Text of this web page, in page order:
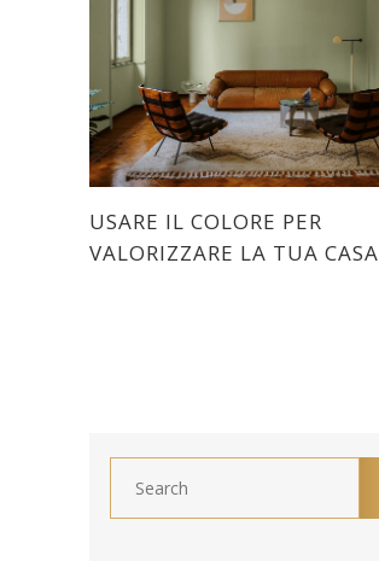
USARE IL COLORE PER
VALORIZZARE LA TUA CASA